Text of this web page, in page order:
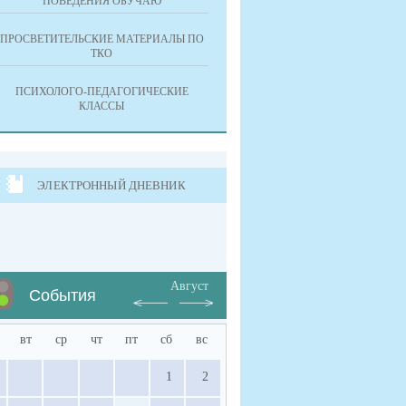
ПРОСВЕТИТЕЛЬСКИЕ МАТЕРИАЛЫ ПО
ТКО
ПСИХОЛОГО-ПЕДАГОГИЧЕСКИЕ
КЛАССЫ
ЭЛЕКТРОННЫЙ ДНЕВНИК
События
Август
вт ср чт пт сб вс
1 2